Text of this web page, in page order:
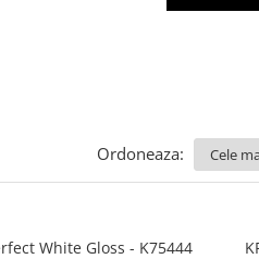
Ordoneaza:
White Gloss - K75444